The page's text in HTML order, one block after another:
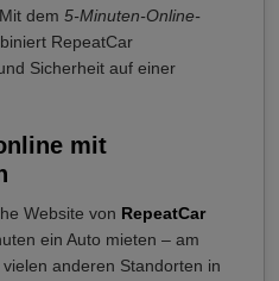
dem 5-Minuten-Online-
RepeatCar
Sicherheit auf einer
mit
Website von RepeatCar
ein Auto mieten – am
anderen Standorten in